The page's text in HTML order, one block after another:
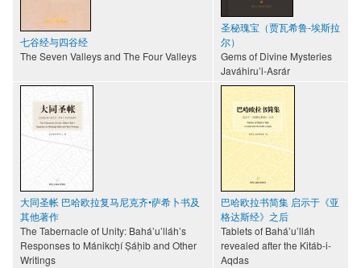
七谷经与四谷经
The Seven Valleys and The Four Valleys
圣秘瑰宝（贾瓦希鲁-埃斯拉
尔）
Gems of Divine Mysteries
Javáhiru’l-Asrár
大同圣帐 巴哈欧拉复马尼克齐•萨希卜书及
其他著作
The Tabernacle of Unity: Bahá’u’lláh’s
Responses to Mánikch̲í Ṣáḥib and Other
Writings
巴哈欧拉书简集 启示于《亚
格达斯经》之后
Tablets of Bahá’u’lláh
revealed after the Kitáb-i-
Aqdas